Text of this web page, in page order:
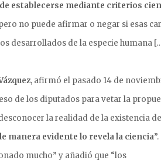
establecerse mediante criterios
no puede afirmar o negar si esas
desarrollados de la especie humana
, afirmó el pasado 14 de
de los diputados para vetar la
la realidad de la existencia
manera evidente lo revela la ciencia”.
mucho” y añadió que “los